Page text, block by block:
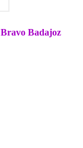
Badajoz